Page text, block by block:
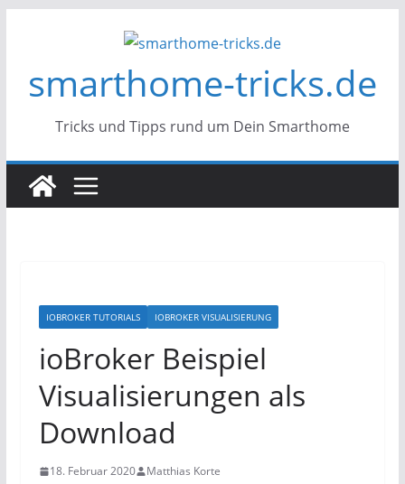
smarthome-tricks.de
Tricks und Tipps rund um Dein Smarthome
IOBROKER TUTORIALS IOBROKER VISUALISIERUNG
ioBroker Beispiel
Visualisierungen als
Download
18. Februar 2020 Matthias Korte